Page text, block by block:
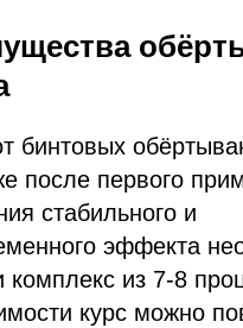
бинтовых
после первого
стабильного и
эффекта
комплекс из 7-8
курс можно